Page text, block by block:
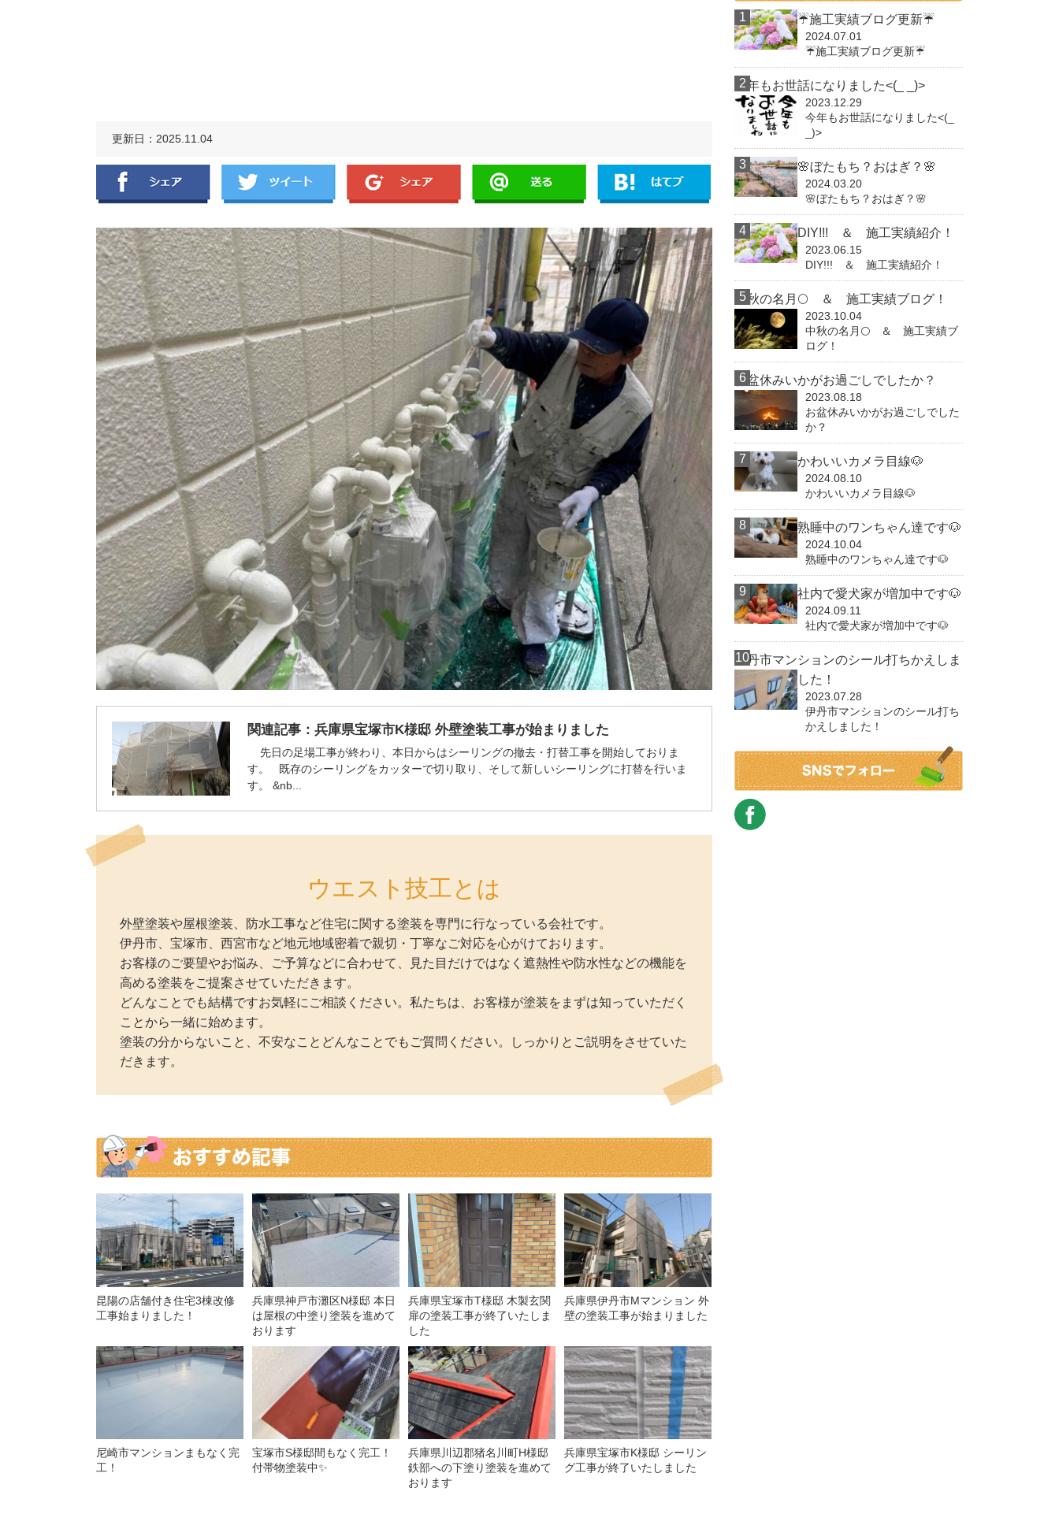
更新日：2025.11.04
関連記事： 兵庫県宝塚市K様邸 外壁塗装工事が始まりました
先日の足場工事が終わり、本日からはシーリングの撤去・打替工事を開始しておりま
す。 既存のシーリングをカッターで切り取り、そして新しいシーリングに打替を行いま
す。 &nb...
ウエスト技工とは
外壁塗装や屋根塗装、防水工事など住宅に関する塗装を専門に行なっている会社です。
伊丹市、宝塚市、西宮市など地元地域密着で親切・丁寧なご対応を心がけております。
お客様のご要望やお悩み、ご予算などに合わせて、見た目だけではなく遮熱性や防水性などの機能を
高める塗装をご提案させていただきます。
どんなことでも結構ですお気軽にご相談ください。私たちは、お客様が塗装をまずは知っていただく
ことから一緒に始めます。
塗装の分からないこと、不安なことどんなことでもご質問ください。しっかりとご説明をさせていた
だきます。
昆陽の店舗付き住宅3棟改修
工事始まりました！
兵庫県神戸市灘区N様邸 本日
は屋根の中塗り塗装を進めて
おります
兵庫県宝塚市T様邸 木製玄関
扉の塗装工事が終了いたしま
した
兵庫県伊丹市Mマンション 外
壁の塗装工事が始まりました
尼崎市マンションまもなく完
工！
宝塚市S様邸間もなく完工！
付帯物塗装中✨
兵庫県川辺郡猪名川町H様邸
鉄部への下塗り塗装を進めて
おります
兵庫県宝塚市K様邸 シーリン
グ工事が終了いたしました
☔施工実績ブログ更新☔
2024.07.01
☔施工実績ブログ更新☔
今年もお世話になりました<(_ _)>
2023.12.29
今年もお世話になりました<(_
_)>
🌸ぼたもち？おはぎ？🌸
2024.03.20
🌸ぼたもち？おはぎ？🌸
DIY!!! ＆ 施工実績紹介！
2023.06.15
DIY!!! ＆ 施工実績紹介！
中秋の名月🌕 ＆ 施工実績ブログ！
2023.10.04
中秋の名月🌕 ＆ 施工実績ブ
ログ！
お盆休みいかがお過ごしでしたか？
2023.08.18
お盆休みいかがお過ごしでした
か？
かわいいカメラ目線🐶
2024.08.10
かわいいカメラ目線🐶
熟睡中のワンちゃん達です🐶
2024.10.04
熟睡中のワンちゃん達です🐶
社内で愛犬家が増加中です🐶
2024.09.11
社内で愛犬家が増加中です🐶
伊丹市マンションのシール打ちかえしま
した！
2023.07.28
伊丹市マンションのシール打ち
かえしました！